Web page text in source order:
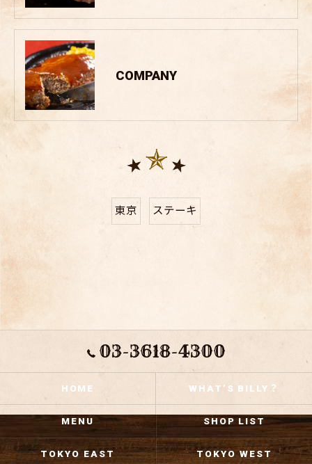
COMPANY
東京 ステーキ
03-3618-4300
HOME WHAT’S BILLY？
MENU SHOP LIST
TOKYO EAST TOKYO WEST